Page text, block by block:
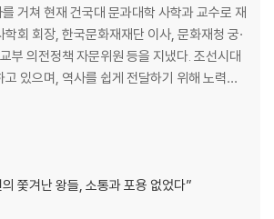
은 왕 │ 병자호란
적인 항복, 삼전도의 굴욕
제 │ 을사늑약
의 막을 내리다
│ 하얼빈 의거
거쳐 현재 건국대 문과대학 사학과 교수로 재
회 회장, 한국문화재재단 이사, 문화재청 궁·
부 의전정책 자문위원 등을 지냈다. 조선시대
있으며, 역사를 쉽게 전달하기 위해 노력하
여행」을 진행했으며, JTBC 「차이나는 클라스」
쫓겨난 왕들, 소통과 포용 없었다”